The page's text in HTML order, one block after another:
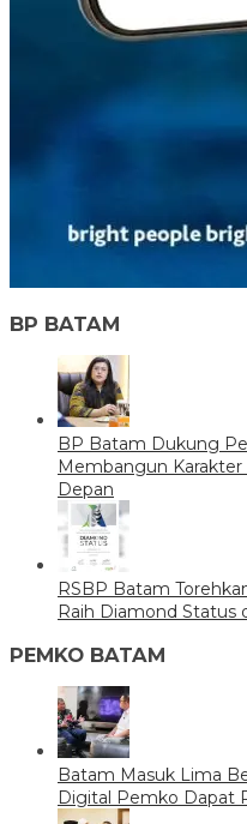
BP BATAM
BP Batam Dukung
Membangun Karakter
Depan
RSBP Batam
Raih Diamond Status
PEMKO BATAM
Batam Masuk Lima
Digital Pemko Dapat